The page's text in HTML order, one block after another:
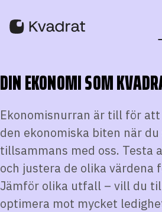
DIN EKONOMI SOM
Ekonomisnurran är till för
den ekonomiska biten när
tillsammans med oss. Testa
och justera de olika värdena
Jämför olika utfall – vill du
optimera mot mycket